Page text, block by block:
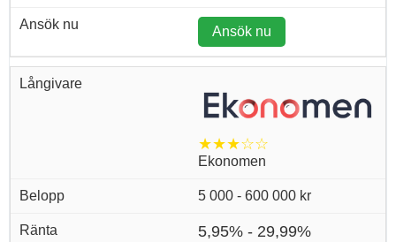
Ansök nu
★★★☆☆
Ekonomen
5 000 - 600 000 kr
5,95% - 29,99%